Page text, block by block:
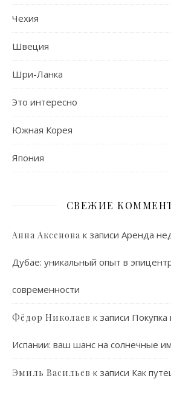
Чехия
Швеция
Шри-Ланка
Это интересно
Южная Корея
Япония
СВЕЖИЕ
Анна Аксенова к записи Аренда
Дубае: уникальный опыт в
современности
Фёдор Николаев к записи
Испании: ваш шанс на солнечные
Эмиль Васильев к записи Как